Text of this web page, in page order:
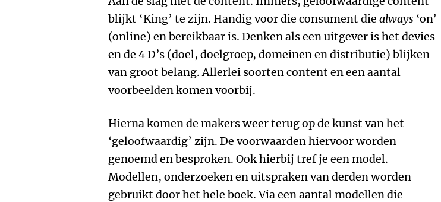
blijkt ‘King’ te zijn. Handig voor die consument die always ‘on’
(online) en bereikbaar is. Denken als een uitgever is het devies
en de 4 D’s (doel, doelgroep, domeinen en distributie) blijken
van groot belang. Allerlei soorten content en een aantal
voorbeelden komen voorbij.
Hierna komen de makers weer terug op de kunst van het
‘geloofwaardig’ zijn. De voorwaarden hiervoor worden
genoemd en besproken. Ook hierbij tref je een model.
Modellen, onderzoeken en uitspraken van derden worden
gebruikt door het hele boek. Via een aantal modellen die